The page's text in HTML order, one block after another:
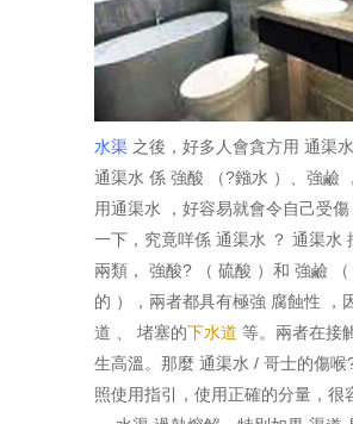
水渠之後，好多人會貪方用 通渠
通渠水 係 強酸 （?鏹水 ）、強鹼
用通渠水 ，好容易就會令自己受
一下，究竟咩係 通渠水 ？ 通渠水
兩類， 強酸? （ 硫酸 ）和 強鹼
的 ），兩者都具有極強 腐蝕性 ，
道 、 堵塞的下水道 等。兩者在接
生高溫。那麼 通渠水 / 哥士的傷喉
照使用指引，使用正確的分量，很